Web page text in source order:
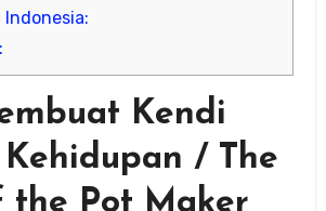
Indonesia:
Kendi
/ The
the Pot Maker